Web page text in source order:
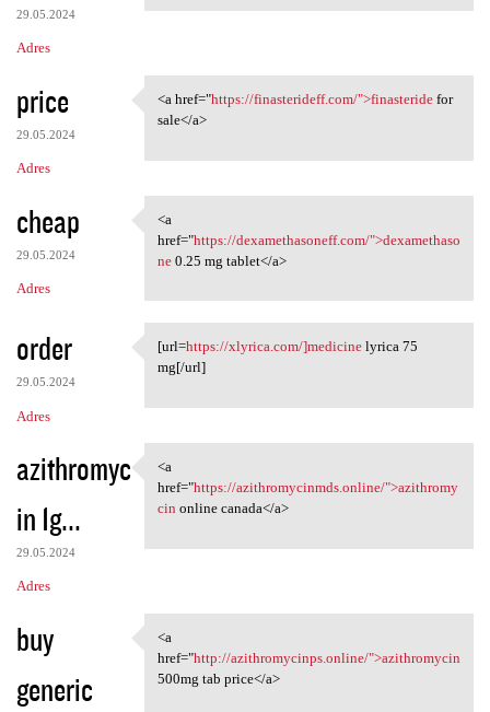
29.05.2024
Adres
price
29.05.2024
Adres
<a href="https:/
<a href="https://finasterideff.com/">finasteridefor
sale</a>
cheap
29.05.2024
Adres
<a href="https:/
<a
href="https://dexamethasoneff.com/">dexamethaso
ne0.25 mg tablet</a>
order
29.05.2024
Adres
[url=https://xlyrica.com/
[url=https://xlyrica.com/]medicinelyrica 75
mg[/url]
azithromyc
in 1g...
29.05.2024
Adres
<a href="https:/
<a
href="https://azithromycinmds.online/">azithromy
cin online canada</a>
buy
generic
<a href="http:/
<a
href="http://azithromycinps.online/">azithromycin
500mg tab price</a>